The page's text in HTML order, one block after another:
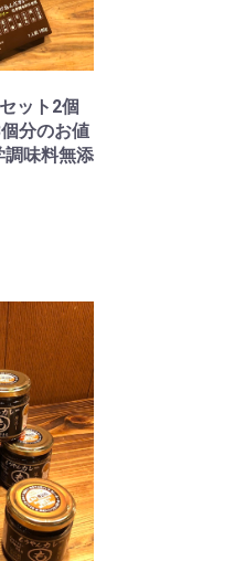
ット2個
分のお値
調味料無添